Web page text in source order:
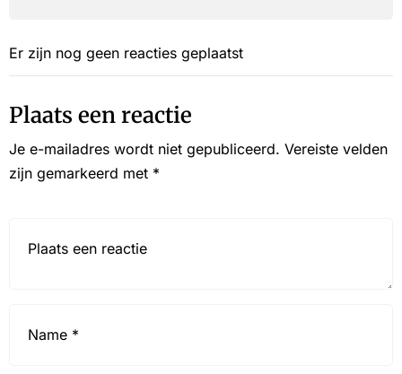
Er zijn nog geen reacties geplaatst
Plaats een reactie
Je e-mailadres wordt niet gepubliceerd. Vereiste velden
zijn gemarkeerd met *